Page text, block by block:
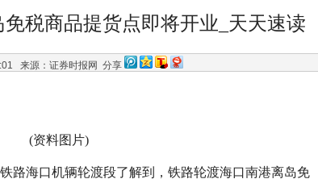
税商品提货点即将开业_天天速读
来源：证券时报网 分享
(资料图片)
路海口机辆轮渡段了解到，铁路轮渡海口南港离岛免